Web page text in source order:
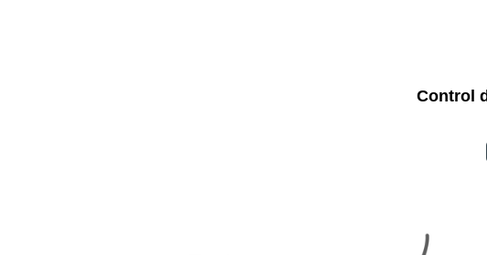
Control